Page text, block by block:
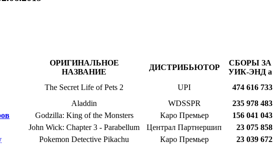
ОРИГИНАЛЬНОЕ
НАЗВАНИЕ
ДИСТРИБЬЮТОР
СБОРЫ ЗА
УИК-ЭНД a
The Secret Life of Pets 2 UPI 474 616 733
Aladdin WDSSPR 235 978 483
Godzilla: King of the Monsters Каро Премьер 156 041 043
John Wick: Chapter 3 - Parabellum Централ Партнершип 23 075 858
Pokemon Detective Pikachu Каро Премьер 23 039 672